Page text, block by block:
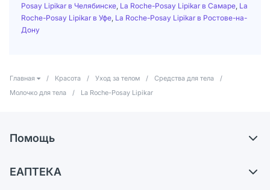
Posay Lipikar в Челябинске La Roche-Posay Lipikar в Самаре La
Roche-Posay Lipikar в Уфе La Roche-Posay Lipikar в Ростове-на-
Дону
Главная / Красота / Уход за телом / Средства для тела
/
Молочко для тела
/ La Roche-Posay Lipikar
Помощь
Самовывоз из аптек
ЕАПТЕКА